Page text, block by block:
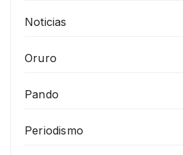
Noticias
Oruro
Pando
Periodismo